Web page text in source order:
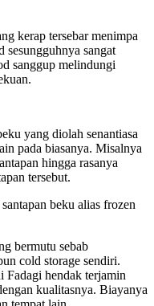
kerap tersebar menimpa
sesungguhnya sangat
sanggup melindungi
yang diolah senantiasa
pada biasanya. Misalnya
hingga rasanya
tersebut.
beku alias frozen
bermutu sebab
cold storage sendiri.
Fadagi hendak terjamin
kualitasnya. Biayanya